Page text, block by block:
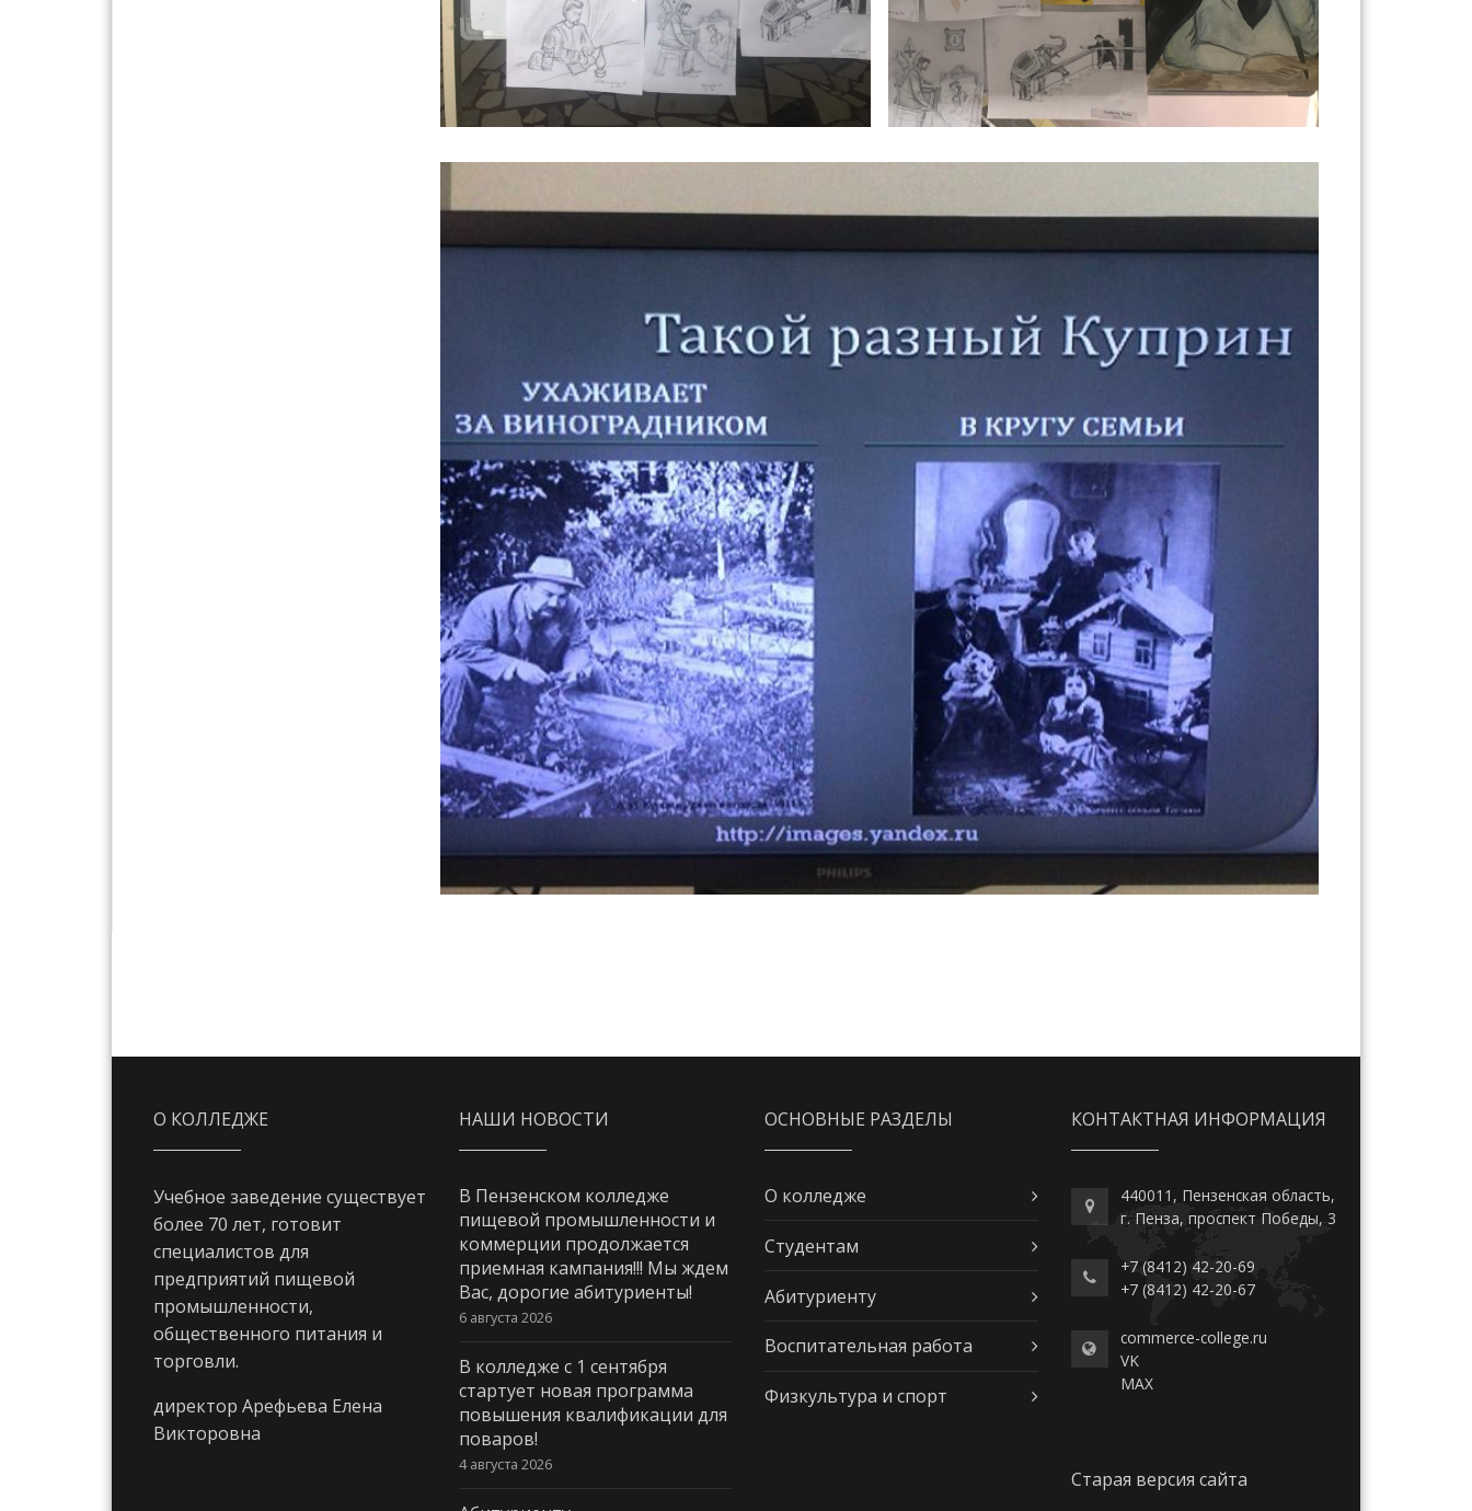
О КОЛЛЕДЖЕ
Учебное заведение существует
более 70 лет, готовит
специалистов для
предприятий пищевой
промышленности,
общественного питания и
торговли.
директор Арефьева Елена
Викторовна
НАШИ НОВОСТИ
В Пензенском колледже
пищевой промышленности и
коммерции продолжается
приемная кампания!!! Мы ждем
Вас, дорогие абитуриенты!
6 августа 2026
В колледже с 1 сентября
стартует новая программа
повышения квалификации для
поваров!
4 августа 2026
ОСНОВНЫЕ РАЗДЕЛЫ
О колледже
Студентам
Абитуриенту
Воспитательная работа
Физкультура и спорт
КОНТАКТНАЯ ИНФОРМАЦИЯ
440011, Пензенская область,
г. Пенза, проспект Победы, 3
+7 (8412) 42-20-69
+7 (8412) 42-20-67
commerce-college.ru
VK
MAX
Старая версия сайта